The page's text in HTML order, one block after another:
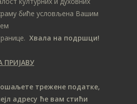
биће условљена Вашим
Хвала на подршци!
ПРИЈАВУ
трежене податке,
адресу ће вам стићи